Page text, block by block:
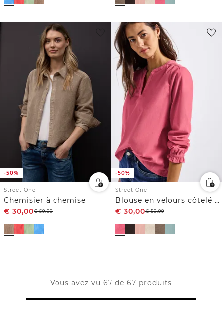
-50%
Street One
Chemisier à chemise
€ 30,00€59,99
-50%
Street One
Blouse en velours côtelé avec détails à volants
€ 30,00€59,99
Vous avez vu 67 de 67 produits